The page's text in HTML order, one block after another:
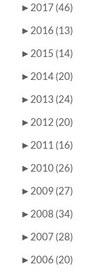
► 2017 (46)
► 2016 (13)
► 2015 (14)
► 2014 (20)
► 2013 (24)
► 2012 (20)
► 2011 (16)
► 2010 (26)
► 2009 (27)
► 2008 (34)
► 2007 (28)
► 2006 (20)